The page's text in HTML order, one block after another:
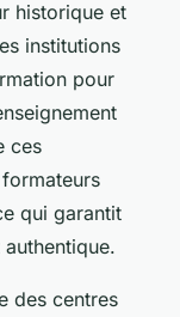
historique et
institutions
pour
ces
qui garantit
des centres